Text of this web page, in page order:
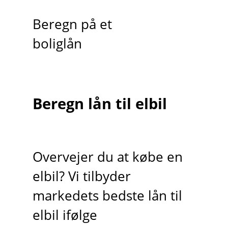
Beregn på et
boliglån
Beregn lån til elbil
Overvejer du at købe en
elbil? Vi tilbyder
markedets bedste lån til
elbil ifølge